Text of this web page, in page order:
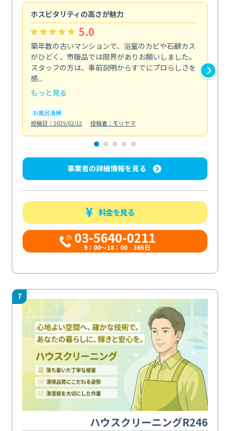
ホスピタリティの高さが魅力
5.0
築年数の古いマンションで、浴室のカビや石鹸カス
がひどく、市販品では限界がありお願いしました。
スタッフの方は、事前説明からすでにプロらしさを
感...
もっと見る
お風呂清掃
投稿日：2025/02/12
投稿者：モリヤマ
事業者の詳細情報を見る
料金を見る
03-5640-0211
9：00～18：00 365日
7
ハウスクリーニングR246